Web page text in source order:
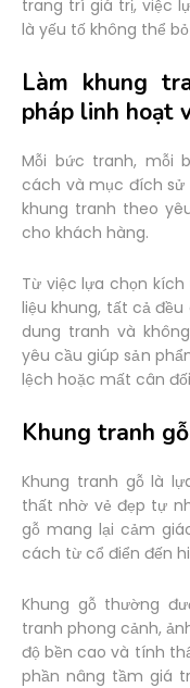
trang trí giá trị, việc
là yếu tố không thể
Làm khung
pháp linh hoạt
Mỗi bức tranh, mỗi
cách và mục đích sử
khung tranh theo
cho khách hàng.
Từ việc lựa chọn
liệu khung, tất cả
dung tranh và
yêu cầu giúp sản
lệch hoặc mất cân
Khung tranh
Khung tranh gỗ là
thất nhờ vẻ đẹp tự
gỗ mang lại cảm
cách từ cổ điển đến
Khung gỗ thường
tranh phong cảnh,
độ bền cao và tính
phần nâng tầm giá